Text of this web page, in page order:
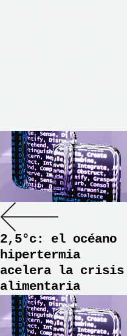
2,5°c: el océano
hipertermia
acelera la crisis
alimentaria